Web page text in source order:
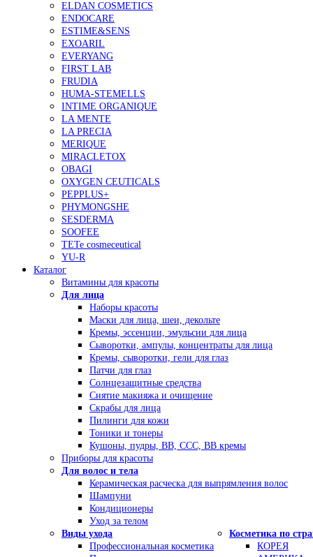
ELDAN COSMETICS
ENDOCARE
ESTIME&SENS
EXOARIL
EVERYANG
FIRST LAB
FRUDIA
HUMA-STEMELLS
INTIME ORGANIQUE
LA MENTE
LA PRECIA
MERIQUE
MIRACLETOX
OBAGI
OXYGEN CEUTICALS
PEPPLUS+
PHYMONGSHE
SESDERMA
SOOFEE
TETe cosmeceutical
YU-R
Каталог
Витамины для красоты
Для лица
Наборы красоты
Маски для лица, шеи, декольте
Кремы, эссенции, эмульсии для лица
Сыворотки, ампулы, концентраты для лица
Кремы, сыворотки, гели для глаз
Патчи для глаз
Солнцезащитные средства
Снятие макияжа и очищение
Скрабы для лица
Пилинги для кожи
Тоники и тонеры
Кушоны, пудры, ВВ, ССС, ВВ кремы
Приборы для красоты
Для волос и тела
Керамическая расческа для выпрямления волос
Шампуни
Кондиционеры
Уход за телом
Виды ухода
Профессиональная косметика
Косметика по
КОРЕЯ